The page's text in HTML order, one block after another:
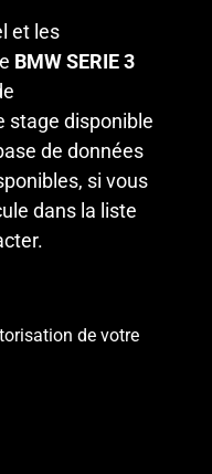
et les
BMW SERIE 3
stage disponible
de données
si vous
dans la liste
.
de votre